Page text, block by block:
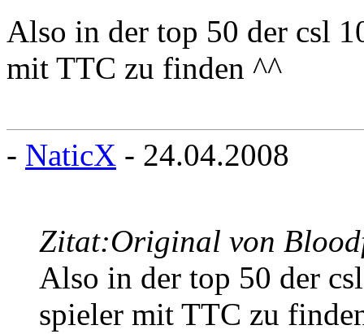
Also in der top 50 der csl
mit TTC zu finden ^^
- NaticX - 24.04.2008
Zitat:Original von
Also in der top 50 der
spieler mit TTC zu